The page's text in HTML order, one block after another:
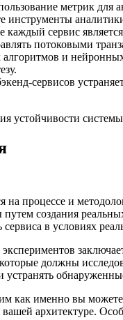
метрик для
инструменты
каждый сервис
потоковыми
и
сервисов
устойчивости
на процессе и
путем создания
в условиях
должны
устранять
как именно вы
архитектуре.